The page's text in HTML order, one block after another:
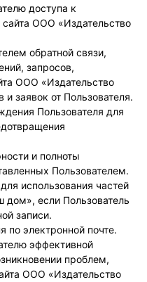
доступа к
ООО «Издательство
обратной связи,
запросов,
ООО «Издательство
заявок от Пользователя.
Пользователя для
и полноты
Пользователем.
использования частей
если Пользователь
записи.
по электронной почте.
эффективной
проблем,
ООО «Издательство